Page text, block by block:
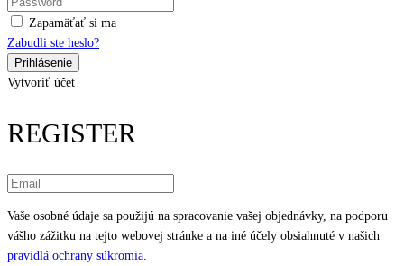
Zapamäťať si ma
Zabudli ste heslo?
Vytvoriť účet
REGISTER
Vaše osobné údaje sa použijú na spracovanie vašej objednávky, na podporu
vášho zážitku na tejto webovej stránke a na iné účely obsiahnuté v našich
pravidlá ochrany súkromia